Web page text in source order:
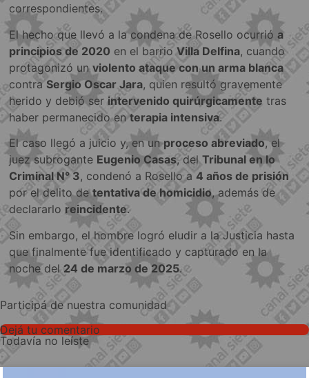
correspondientes.
El hecho que llevó a la condena de Rosello ocurrióa
principios de 2020 en el barrioVilla Delfina, cuando
protagonizó unviolento ataque con un arma blanca
contra Sergio Oscar Jara, quien resultó gravemente
herido y debió serintervenido quirúrgicamente tras
haber permanecido enterapia intensiva.
El caso llegó a juicio y, en unproceso abreviado, el
juez subrogante Eugenio Casas, delTribunal en lo
Criminal N° 3, condenó a Rosello a4 años de prisión
por el delito detentativa de homicidio, además de
declararlo reincidente.
Sin embargo, el hombre logró eludir a la Justicia hasta
que finalmente fue identificado y capturado en la
noche del24 de marzo de 2025.
Participá de nuestra comunidad
Dejá tu comentario
Todavía no leíste